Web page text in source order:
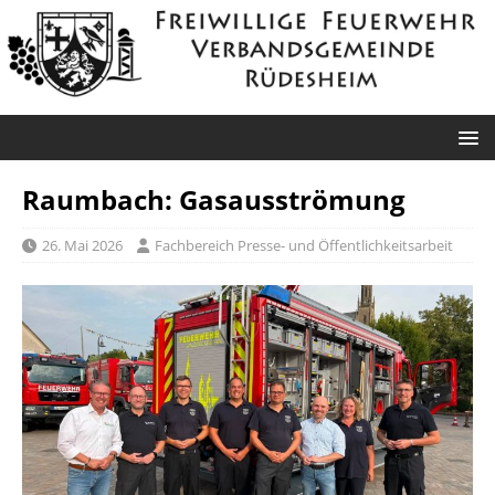
Raumbach: Gasausströmung
26. Mai 2026 Fachbereich Presse- und Öffentlichkeitsarbeit